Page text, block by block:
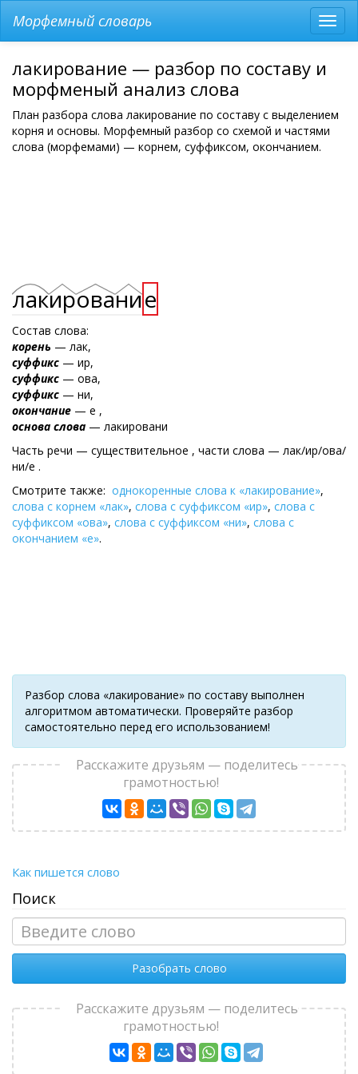
меню
Морфемный словарь
лакирование — разбор по составу и
морфменый анализ слова
План разбора слова лакирование по составу с выделением
корня и основы. Морфемный разбор со схемой и частями
слова (морфемами) — корнем, суффиксом, окончанием.
лакирование
Состав слова:
корень — лак,
суффикс — ир,
суффикс — ова,
суффикс — ни,
окончание — е ,
основа слова — лакировани
Часть речи — существительное , части слова — лак/ир/ова/
ни/е .
Смотрите также: однокоренные слова к «лакирование»,
слова с корнем «лак», слова с суффиксом «ир», слова с
суффиксом «ова», слова с суффиксом «ни», слова с
окончанием «е».
Разбор слова «лакирование» по составу выполнен
алгоритмом автоматически. Проверяйте разбор
самостоятельно перед его использованием!
Расскажите друзьям — поделитесь
грамотностью!
Как пишется слово
Поиск
Разобрать слово
Расскажите друзьям — поделитесь
грамотностью!